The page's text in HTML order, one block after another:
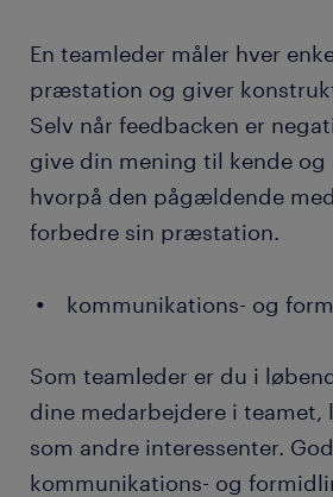
En teamleder måler hver
præstation og giver
Selv når feedbacken er
give din mening til kende og
hvorpå den pågældende
forbedre sin præstation.
kommunikations- og
Som teamleder er du i
dine medarbejdere i teamet,
som andre interessenter.
kommunikations- og